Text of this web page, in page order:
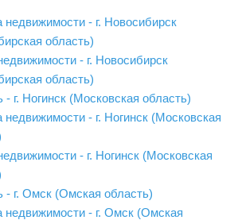
- г. Новосибирск
область)
- г. Новосибирск
область)
Недвижимость - г. Ногинск (Московская область)
- г. Ногинск (Московская
- г. Ногинск (Московская
Недвижимость - г. Омск (Омская область)
- г. Омск (Омская